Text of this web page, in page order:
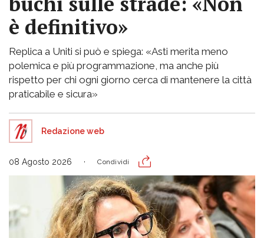
è definitivo»
Replica a Uniti si può e spiega: «Asti merita meno
polemica e più programmazione, ma anche più
rispetto per chi ogni giorno cerca di mantenere la città
praticabile e sicura»
Redazione web
08 Agosto 2026 Condividi